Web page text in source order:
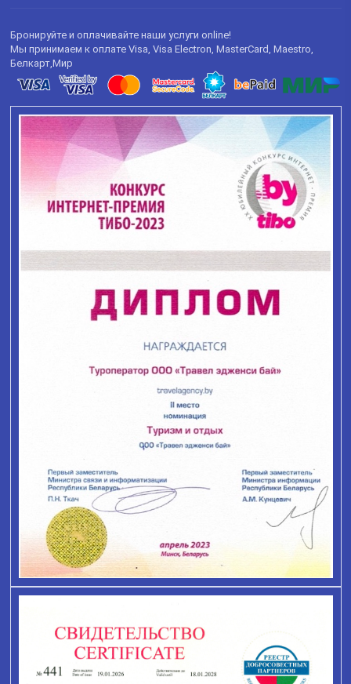
Бронируйте и оплачивайте наши услуги online!
Мы принимаем к оплате Visa, Visa Electron, MasterCard, Maestro,
Белкарт,Мир